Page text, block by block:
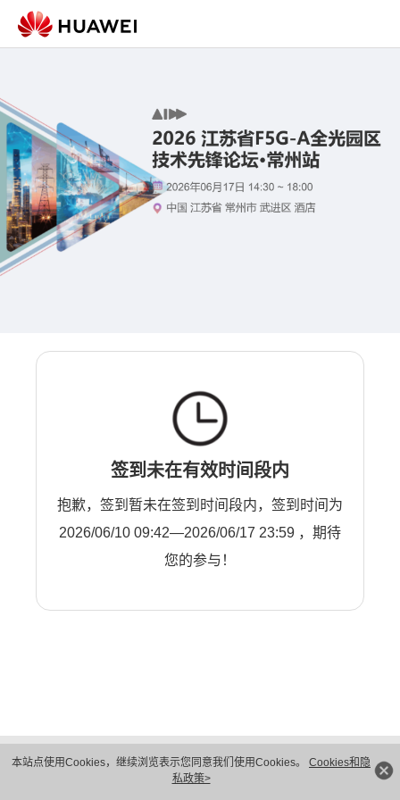
本站点使用Cookies，继续浏览表示您同意我们使用Cookies。 Cookies和隐
私政策>
签到未在有效时间段内
抱歉，签到暂未在签到时间段内，签到时间为
2026/06/10 09:42—2026/06/17 23:59 ，期待
您的参与！
隐私保护
法律声明